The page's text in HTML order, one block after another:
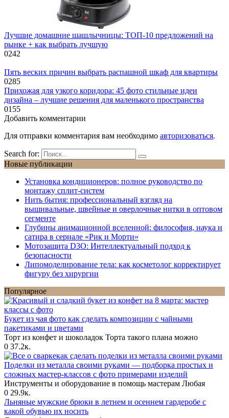
Лучшие домашние шашлычницы: ТОП-10 предложений на
рынке + как выбрать лучшую
0242
Пять веских причин выбрать распашной шкаф для квартиры
0285
Прихожая для узкого коридора: 45 фото стильные идеи
дизайна – лучшие решения для маленького пространства
0155
Добавить комментарии
Для отправки комментария вам необходимо авторизоваться.
Search for:
Новые публикации
Установка кондиционеров: полное руководство по
монтажу сплит-систем
Нить бытия: профессиональный взгляд на
вышивальные, швейные и оверлочные нитки в оптовом
сегменте
Глубины анимационной вселенной: философия, наука и
сатира в сериале «Рик и Морти»
Мотозащита D3O: Интеллектуальный подход к
безопасности
Липомоделирование тела: как косметолог корректирует
фигуру без хирургии
Популярное
Букет из чая фото как сделать композиции с чайными
пакетиками и цветами
Торт из конфет и шоколадок Торта такого плана можно
0 37.2к.
Поделки из металла своими руками — подборка простых и
сложных мастер-классов с фото примерами изделий
Инструменты и оборудование в помощь мастерам Любая
0 29.9к.
Льняные мужские брюки в летнем и осеннем гардеробе с
какой обувью их носить